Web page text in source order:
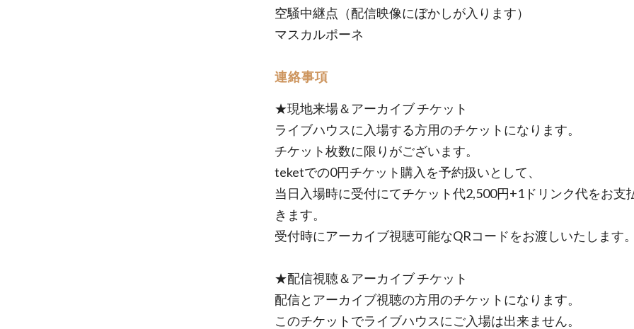
空騒中継点（配信映像にぼかしが入ります）
マスカルポーネ
連絡事項
★現地来場＆アーカイブ チケット
ライブハウスに入場する方用のチケットになります。
チケット枚数に限りがございます。
teketでの0円チケット購入を予約扱いとして、
当日入場時に受付にてチケット代2,500円+1ドリンク代をお支
きます。
受付時にアーカイブ視聴可能なQRコードをお渡しいたします。
★配信視聴＆アーカイブ チケット
配信とアーカイブ視聴の方用のチケットになります。
このチケットでライブハウスにご入場は出来ません。